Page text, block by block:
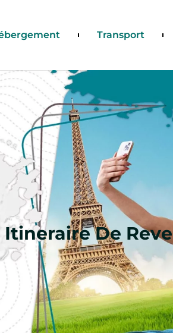
Transport
Itineraire De Reve